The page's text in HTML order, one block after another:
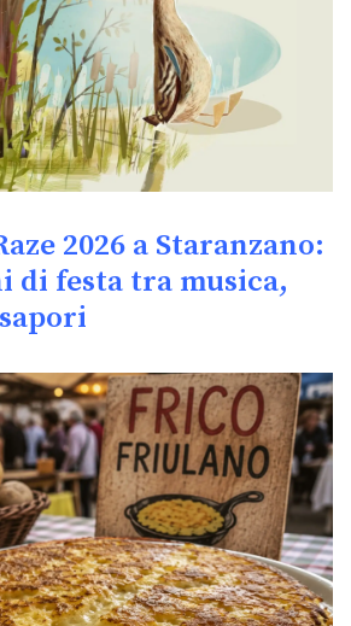
2026 a Staranzano:
di festa tra musica,